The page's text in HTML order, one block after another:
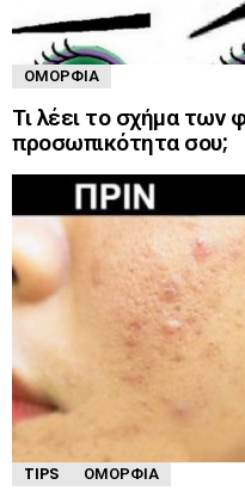
ΟΜΟΡΦΙΆ
Τι λέει το σχήμα των
προσωπικότητα σου;
TIPS ΟΜΟΡΦΙΆ